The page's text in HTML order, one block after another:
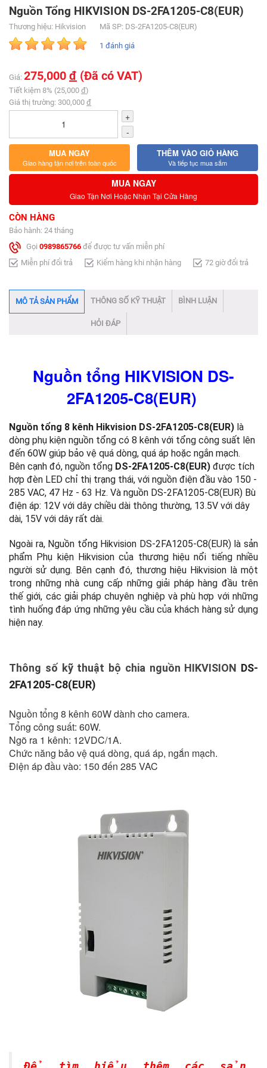
Nguồn Tổng HIKVISION DS-2FA1205-C8(EUR)
Thương hiệu: Hikvision Mã SP: DS-2FA1205-C8(EUR)
1 đánh giá
Giá: 275,000 đ (Đã có VAT)
Tiết kiệm 8% (25,000 đ)
Giá thị trường: 300,000 đ
+
-
MUA NGAY
Giao hàng tận nơi trên toàn quốc
THÊM VÀO GIỎ HÀNG
Và tiếp tục mua sắm
MUA NGAY
Giao Tận Nơi Hoặc Nhận Tại Cửa Hàng
CÒN HÀNG
Bảo hành: 24 tháng
Gọi 0989865766 để được tư vấn miễn phí
Miễn phí đổi trả
Kiểm hàng khi nhận hàng 72 giờ đổi trả
MÔ TẢ SẢN PHẨM THÔNG SỐ KỸ THUẬT BÌNH LUẬN
HỎI ĐÁP
Nguồn tổng HIKVISION DS-
2FA1205-C8(EUR)
Nguồn tổng 8 kênh Hikvision DS-2FA1205-C8(EUR) là
dòng phụ kiện nguồn tổng có 8 kênh với tổng công suất lên
đến 60W giúp bảo vệ quá dòng, quá áp hoặc ngắn mạch.
Bên cạnh đó, nguồn tổng DS-2FA1205-C8(EUR) được tích
hợp đèn LED chỉ thị trạng thái, với nguồn điện đầu vào 150 -
285 VAC, 47 Hz - 63 Hz. Và nguồn DS-2FA1205-C8(EUR) Bù
điện áp: 12V với dây chiều dài thông thường, 13.5V với dây
dài, 15V với dây rất dài.
Ngoài ra, Nguồn tổng Hikvision DS-2FA1205-C8(EUR) là sản
phẩm Phụ kiện Hikvision của thương hiệu nổi tiếng nhiều
người sử dụng. Bên cạnh đó, thương hiệu Hikvision là một
trong những nhà cung cấp những giải pháp hàng đầu trên
thế giới, các giải pháp chuyên nghiệp và phù hợp với những
tình huống đáp ứng những yêu cầu của khách hàng sử dụng
hiện nay.
Thông số kỹ thuật bộ chia nguồn HIKVISION DS-
2FA1205-C8(EUR)
Nguồn tổng 8 kênh 60W dành cho camera.
Tổng công suất: 60W.
Ngõ ra 1 kênh: 12VDC/1A.
Chức năng bảo vệ quá dòng, quá áp, ngắn mạch.
Điện áp đầu vào: 150 đến 285 VAC